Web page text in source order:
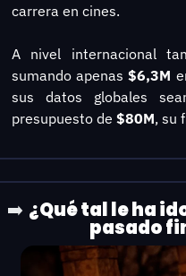
carrera en cines.
A nivel internacional
sumando apenas $6,3M
sus datos globales
presupuesto de $80M, su
➡️ ¿Qué tal le ha
pasado